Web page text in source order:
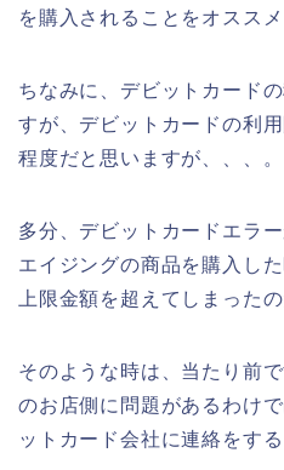
を購入されることをオスス
ちなみに、デビットカード
すが、デビットカードの利
程度だと思いますが、、、。
多分、デビットカードエラ
エイジングの商品を購入し
上限金額を超えてしまった
そのような時は、当たり前
のお店側に問題があるわけ
ットカード会社に連絡をす